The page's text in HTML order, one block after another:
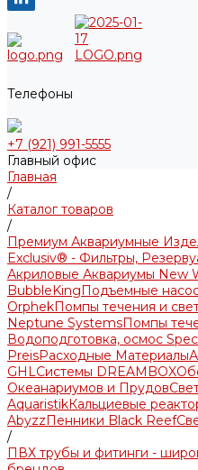
Телефоны
+7 (921) 991-5555
Главный офис
Главная
/
Каталог товаров
/
Премиум Аквариумные
Exclusiv® - Фильтры,
Акриловые Аквариумы New
BubbleKingПодъемные
OrphekПомпы течения и
Neptune SystemsПомпы
Водоподготовка, осмос
PreisРасходные Материалы
GHLСистемы DREAMBOX
Океанариумов и Прудов
AquaristikКальциевые
AbyzzПенники Black Reef
/
ПВХ трубы и фитинги -